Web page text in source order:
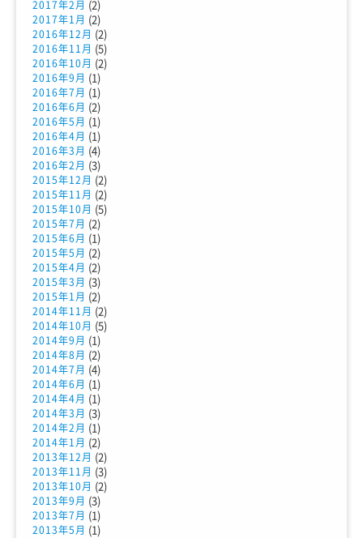
2017年2月 (2)
2017年1月 (2)
2016年12月 (2)
2016年11月 (5)
2016年10月 (2)
2016年9月 (1)
2016年7月 (1)
2016年6月 (2)
2016年5月 (1)
2016年4月 (1)
2016年3月 (4)
2016年2月 (3)
2015年12月 (2)
2015年11月 (2)
2015年10月 (5)
2015年7月 (2)
2015年6月 (1)
2015年5月 (2)
2015年4月 (2)
2015年3月 (3)
2015年1月 (2)
2014年11月 (2)
2014年10月 (5)
2014年9月 (1)
2014年8月 (2)
2014年7月 (4)
2014年6月 (1)
2014年4月 (1)
2014年3月 (3)
2014年2月 (1)
2014年1月 (2)
2013年12月 (2)
2013年11月 (3)
2013年10月 (2)
2013年9月 (3)
2013年7月 (1)
2013年5月 (1)